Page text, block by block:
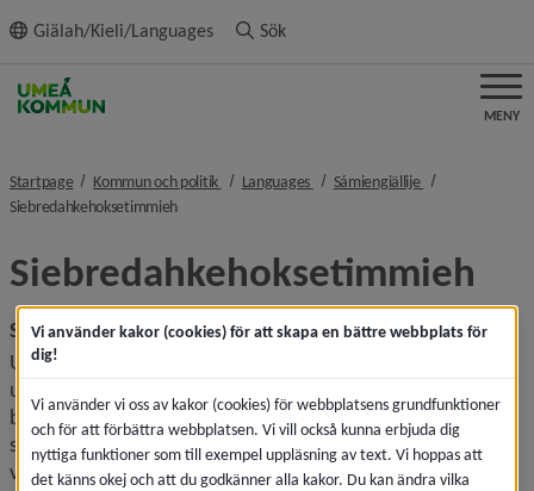
innehållet
Giälah/Kieli/Languages Sök
MENY
Startpage Kommun och politik nivå i brödsmulenavigeringen
Languages nivå i brödsmulenavigeringen
Sámiengiällije nivå i
Siebredahkehoksetimmiehnivå i brödsmulenavigeringen
Siebredahkehoksetimmieh
Samhällsservice
Upmejen tjïelten dïedte lea jeenebh dajvine
upmejeåålmegij jielemebyjreskinie. Daesnie bïevnesh
bïgkemegyhtjelassh, healsoe- jïh voengevaarjelimmie,
sjïekedimmie jïh sorhpegïetedimmie, tjaetsie jïh luajhtemh,
viehkiefaalaldahkh jïh aaj öörnege jïh vihtiesvoete.
Vi använder kakor (cookies) för att skapa en bättre webbplats för
dig!
Vi använder vi oss av kakor (cookies) för webbplatsens grundfunktioner
och för att förbättra webbplatsen. Vi vill också kunna erbjuda dig
nyttiga funktioner som till exempel uppläsning av text. Vi hoppas att
det känns okej och att du godkänner alla kakor. Du kan ändra vilka